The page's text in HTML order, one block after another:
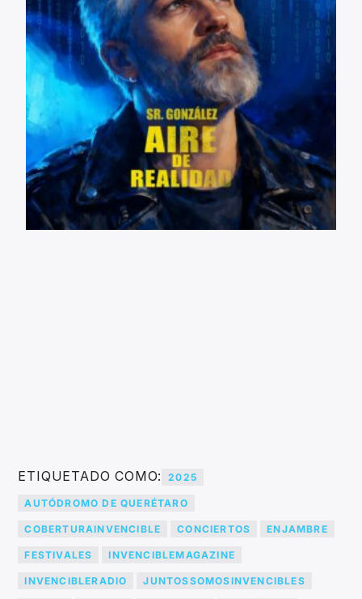
ETIQUETADO COMO: 2025
AUTÓDROMO DE QUERÉTARO
COBERTURAINVENCIBLE CONCIERTOS ENJAMBRE
FESTIVALES INVENCIBLEMAGAZINE
INVENCIBLERADIO JUNTOSSOMOSINVENCIBLES